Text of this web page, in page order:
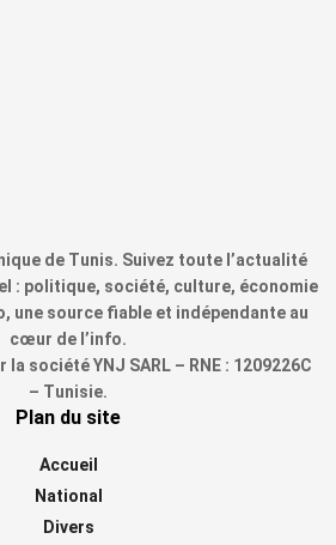
de Tunis. Suivez toute l’actualité
: politique, société, culture, économie
une source fiable et indépendante au
cœur de l’info.
société YNJ SARL – RNE : 1209226C
– Tunisie.
Plan du site
Accueil
National
Divers